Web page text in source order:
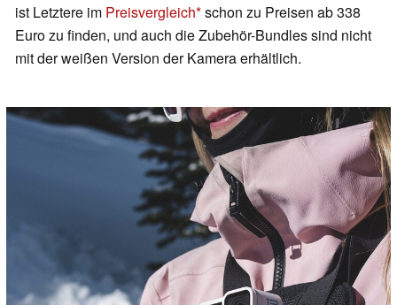
ist Letztere im Preisvergleich schon zu Preisen ab 338
Euro zu finden, und auch die Zubehör-Bundles sind nicht
mit der weißen Version der Kamera erhältlich.